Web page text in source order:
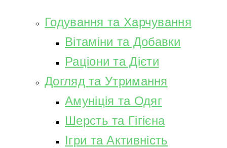
Годування та Харчування
Вітаміни та Добавки
Раціони та Дієти
Догляд та Утримання
Амуніція та Одяг
Шерсть та Гігієна
Ігри та Активність